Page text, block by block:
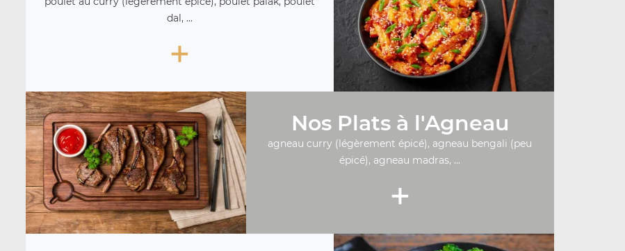
dal, ...
+
Nos Plats à l'Agneau
agneau curry (légèrement épicé), agneau bengali (peu
épicé), agneau madras, ...
+